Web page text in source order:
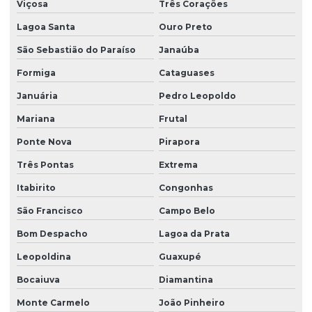
Montagem de canteiro de obras
Montagem de canteiro de obras em curitiba
Montagem de canteiro de obras em paraná
Montagem de refeitório para canteiro de obra
Montagem de refeitório para canteiro de obra em pr
Montagem de vestiário para canteiro de obra
Refeitório canteiro de obras
Refeitório de obra
Serviço de instalação de almoxarifado para canteiro de obra
Serviço de instalação de alojamento para canteiro de obra
Serviço de instalação de ambulatório para canteiro de obra
Viçosa Três Corações
Lagoa Santa Ouro Preto
São Sebastião do Paraíso Janaúba
Formiga Cataguases
Januária Pedro Leopoldo
Mariana Frutal
Ponte Nova Pirapora
Três Pontas Extrema
Itabirito Congonhas
São Francisco Campo Belo
Bom Despacho Lagoa da Prata
Leopoldina Guaxupé
Bocaiuva Diamantina
Monte Carmelo João Pinheiro